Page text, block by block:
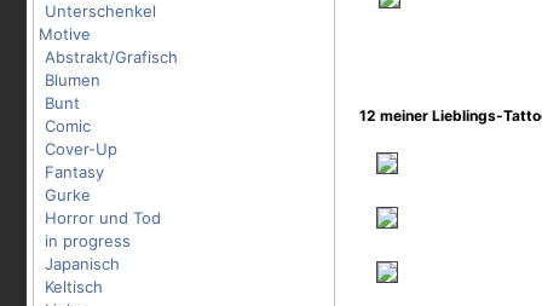
Unterschenkel
Motive
Abstrakt/Grafisch
Blumen
Bunt
Comic
Cover-Up
Fantasy
Gurke
Horror und Tod
in progress
Japanisch
Keltisch
12 meiner Lieblings-